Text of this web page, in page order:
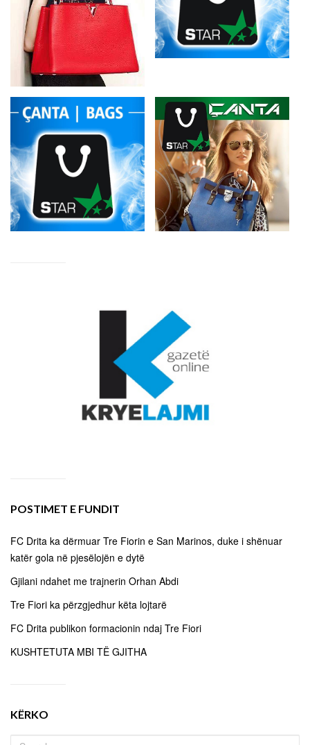
POSTIMET E FUNDIT
FC Drita ka dërmuar Tre Fiorin e San Marinos, duke i shënuar
katër gola në pjesëlojën e dytë
Gjilani ndahet me trajnerin Orhan Abdi
Tre Fiori ka përzgjedhur këta lojtarë
FC Drita publikon formacionin ndaj Tre Fiori
KUSHTETUTA MBI TË GJITHA
KËRKO